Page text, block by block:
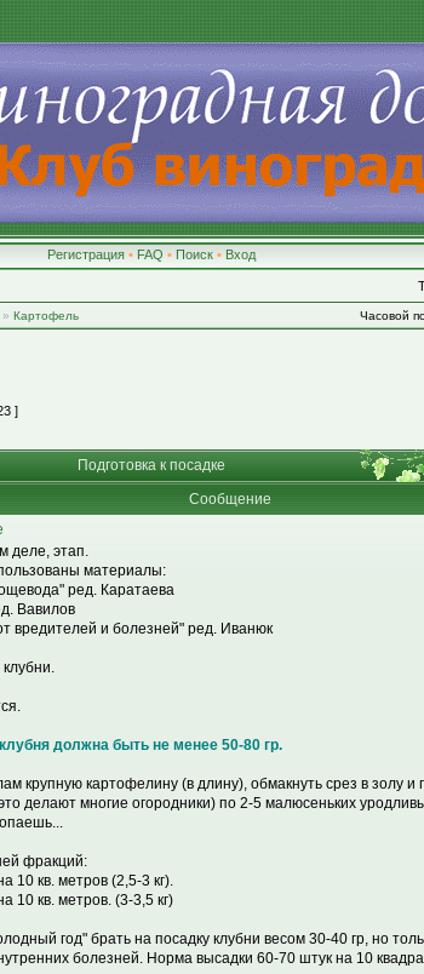
Регистрация • FAQ • Поиск • Вход
» Картофель Часовой
]
Подготовка к посадке
Сообщение
деле, этап.
материалы:
ред. Каратаева
Вавилов
вредителей и болезней" ред. Иванюк
должна быть не менее 50-80 гр.
крупную картофелину (в длину), обмакнуть срез в золу
делают многие огородники) по 2-5 малюсеньких
фракций:
10 кв. метров (2,5-3 кг).
10 кв. метров. (3-3,5 кг)
год" брать на посадку клубни весом 30-40 гр, но
болезней. Норма высадки 60-70 штук на 10